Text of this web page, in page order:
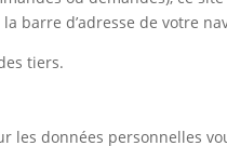
barre d’adresse de votre
tiers.
les données personnelles